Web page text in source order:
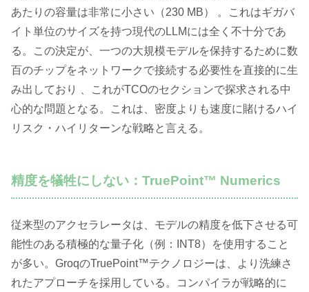
あたりの容量は非常に小さい（230 MB） 。これはギガバ
イト単位のサイズを持つ現代のLLMには全く不十分であ
る。この決定が、一つの大規模モデルを保持するために数
百のチップをネットワークで接続する必要性を直接的に生
み出しており 、これがTCOのセクションで探求される中
心的な問題となる。これは、密度よりも速度に賭けるハイ
リスク・ハイリターンな戦略と言える。
精度を犠牲にしない：TruePoint™ Numerics
従来型のアクセラレータは、モデルの精度を低下させる可
能性のある積極的な量子化（例：INT8）を使用すること
が多い。GroqのTruePoint™テクノロジーは、より洗練さ
れたアプローチを採用している。コンパイラが戦略的に